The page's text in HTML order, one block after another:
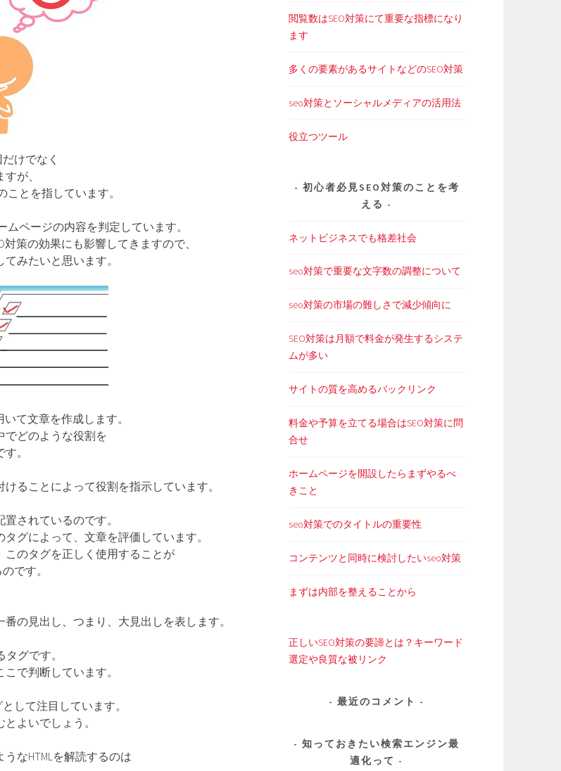
けでなく
が、
ことを指しています。
ムページの内容を判定しています。
対策の効果にも影響してきますので、
みたいと思います。
て文章を作成します。
でどのような役割を
。
ることによって役割を指示しています。
されているのです。
グによって、文章を評価しています。
のタグを正しく使用することが
です。
の見出し、つまり、大見出しを表します。
グです。
で判断しています。
して注目しています。
よいでしょう。
なHTMLを解読するのは
閲覧数はSEO対策にて重要な指標になり
ます
多くの要素があるサイトなどのSEO対策
seo対策とソーシャルメディアの活用法
役立つツール
初心者必見SEO対策のことを考
える
ネットビジネスでも格差社会
seo対策で重要な文字数の調整について
seo対策の市場の難しさで減少傾向に
SEO対策は月額で料金が発生するシステ
ムが多い
サイトの質を高めるバックリンク
料金や予算を立てる場合はSEO対策に問
合せ
ホームページを開設したらまずやるべ
きこと
seo対策でのタイトルの重要性
コンテンツと同時に検討したいseo対策
まずは内部を整えることから
正しいSEO対策の要諦とは？キーワード
選定や良質な被リンク
最近のコメント
知っておきたい検索エンジン最
適化って